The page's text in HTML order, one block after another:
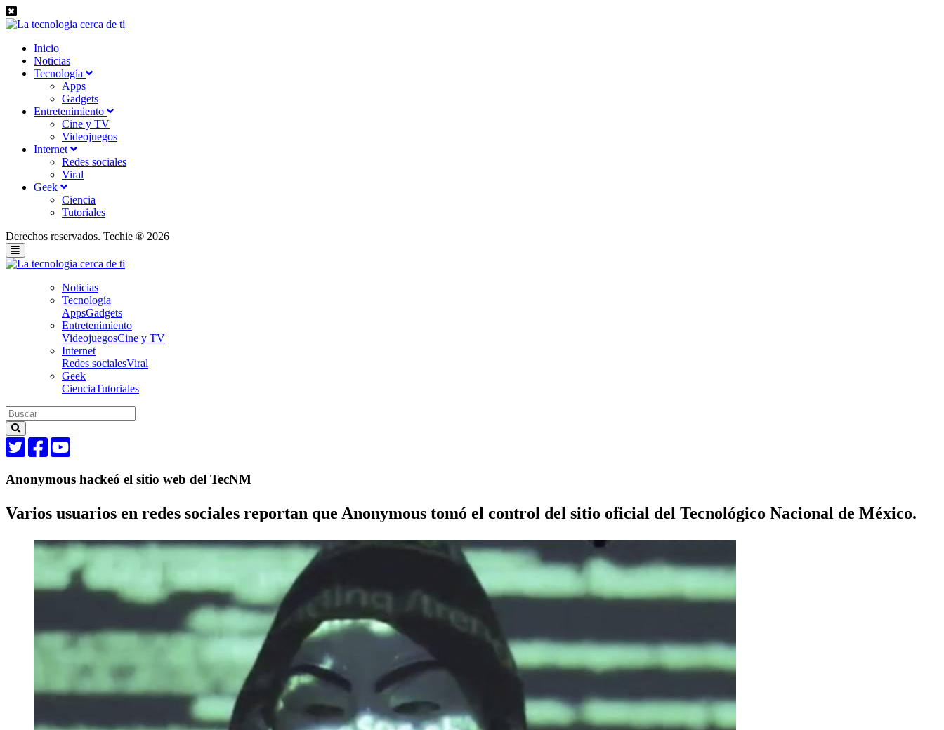
Inicio
Noticias
Tecnología
Apps
Gadgets
Entretenimiento
Cine y TV
Videojuegos
Internet
Redes sociales
Viral
Geek
Ciencia
Tutoriales
Derechos reservados. Techie ® 2026
Noticias
Tecnología
AppsGadgets
Entretenimiento
VideojuegosCine y TV
Internet
Redes socialesViral
Geek
CienciaTutoriales
Anonymous hackeó el sitio web del TecNM
Varios usuarios en redes sociales reportan que Anonymous tomó el control del sitio oficial del Tecnológico Nacional de México.